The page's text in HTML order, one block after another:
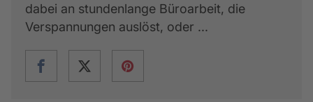
dabei an stundenlange Büroarbeit, die
Verspannungen auslöst, oder ...